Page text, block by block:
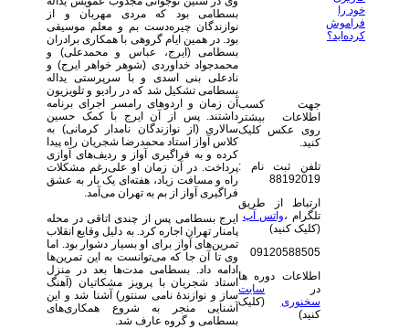
بسطامی بود که مردی مهربان و از
نوازندگان چیره‌دست بم و معلم موسیقی
بود. در همین ایام گروهی با همکاری برادران
بسطامی (ایرج، عباس و محمدعلی) و
محمدجواد خداوردی (شوهر خواهر ایرج) و
نادعلی بنی اسدی و با سرپرستی یداله
بسطامی تشکیل شد که در رادیو و تلویزیون
آن زمان و اردوهای رامسر اجرای برنامه
داشتند. پس از آن ایرج با کمک حسین
سالاری (از نوازندگان نامدار کرمانی) به
کلاس آواز استاد محمدرضا شجریان راه پیدا
کرده و به فراگیری آواز و ردیف‌های آوازی
پرداخت. در آن زمان او علی‌رغم مشکلات
راه و مسافت زیاد، هفته‌ای یک بار به عشق
فراگیری آواز از بم به تهران می‌آمد.
ایرج بسطامی پس از چندی اتاقی در محله
پامنار تهران اجاره کرد. به دلیل وقایع انقلاب
تمرین‌های آواز برای او بسیار دشوار بود. اما
وی تا آن جا که می‌توانست به این تمرین‌ها
ادامه داد. بسطامی مدت‌ها بعد در منزل
استاد شجریان با پرویز مشکاتیان (آهنگ
ساز و نوازندهٔ نامی سنتور) آشنا شد و این
آشنایی منجر به شروع همکاری‌های
بسطامی و گروه عارف شد.
جهت کسب
اطلاعات بیشتر
روی عکس کلیک
کنید.
تلفن ثبت نام :
88192019
ارتباط از طریق
تلگرام ،واتس آپ
(کلیک کنید)
09120588505
اطلاعات دوره ها
در سایت
سخنوری (کلیک
کنید)
خود را
فراموش
کرده‌اید؟